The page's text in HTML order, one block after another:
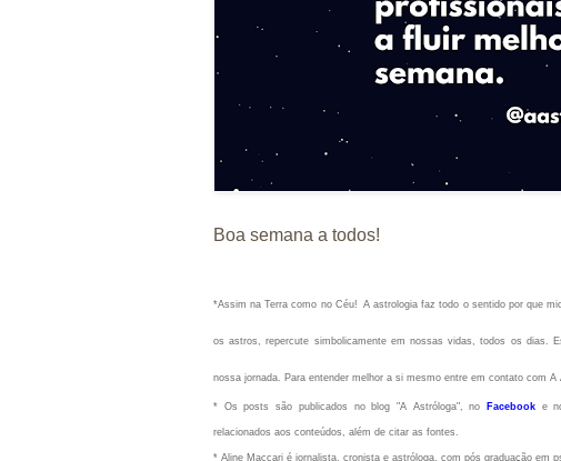
Boa semana a todos!
*Assim na Terra como no Céu! A astrologia faz todo o sentido por que
os astros, repercute simbolicamente em nossas vidas, todos os dias.
nossa jornada. Para entender melhor a si mesmo entre em contato com A
* Os posts são publicados no blog "A Astróloga", no Facebook e
relacionados aos conteúdos, além de citar as fontes.
* Aline Maccari é jornalista, cronista e astróloga, com pós graduação em